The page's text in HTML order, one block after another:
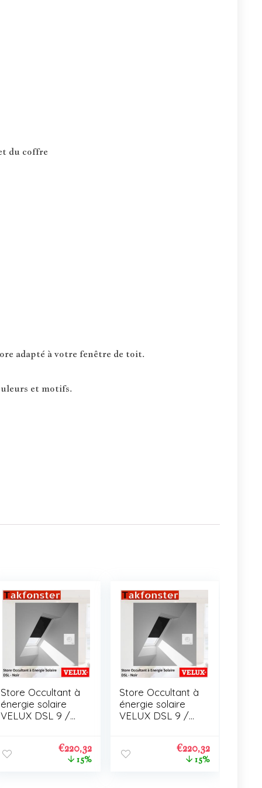
du coffre
adapté à votre fenêtre de toit.
et motifs.
Store Occultant à
énergie solaire
VELUX DSL 9 /
€220,32
15%
Store Occultant à
énergie solaire
VELUX DSL 9 /
€220,32
15%